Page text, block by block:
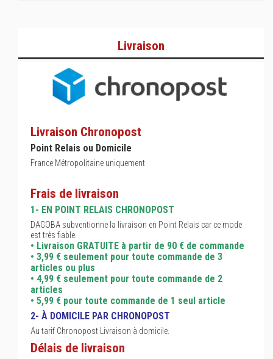
Livraison
Livraison Chronopost
Point Relais ou Domicile
France Métropolitaine uniquement
Frais de livraison
1- EN POINT RELAIS CHRONOPOST
DAGOBA subventionne la livraison en Point Relais car ce mode
est très fiable.
• Livraison GRATUITE à partir de 90 € de commande
• 3,99 € seulement pour toute commande de 3
articles ou plus
• 4,99 € seulement pour toute commande de 2
articles
• 5,99 € pour toute commande de 1 seul article
2- À DOMICILE PAR CHRONOPOST
Au tarif Chronopost Livraison à domicile.
Délais de livraison